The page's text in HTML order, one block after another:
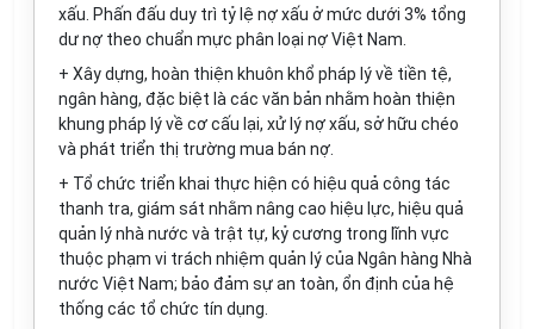
xấu. Phấn đấu duy trì tỷ lệ nợ xấu ở mức dưới 3% tổng
dư nợ theo chuẩn mực phân loại nợ Việt Nam.
+ Xây dựng, hoàn thiện khuôn khổ pháp lý về tiền tệ,
ngân hàng, đặc biệt là các văn bản nhằm hoàn thiện
khung pháp lý về cơ cấu lại, xử lý nợ xấu, sở hữu chéo
và phát triển thị trường mua bán nợ.
+ Tổ chức triển khai thực hiện có hiệu quả công tác
thanh tra, giám sát nhằm nâng cao hiệu lực, hiệu quả
quản lý nhà nước và trật tự, kỷ cương trong lĩnh vực
thuộc phạm vi trách nhiệm quản lý của Ngân hàng Nhà
nước Việt Nam; bảo đảm sự an toàn, ổn định của hệ
thống các tổ chức tín dụng.